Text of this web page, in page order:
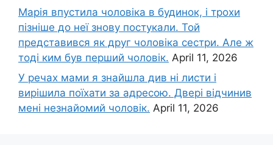
Марія впустила чоловіка в будинок, і трохи
пізніше до неї знову постукали. Той
представився як друг чоловіка сестри. Але ж
тоді ким був перший чоловік. April 11, 2026
У речах мами я знайшла див ні листи і
вирішила поїхати за адресою. Двері відчинив
мені незнайомий чоловік. April 11, 2026